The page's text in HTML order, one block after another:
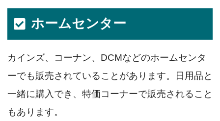
ホームセンター
カインズ、コーナン、DCMなどのホームセンタ
ーでも販売されていることがあります。日用品と
一緒に購入でき、特価コーナーで販売されること
もあります。